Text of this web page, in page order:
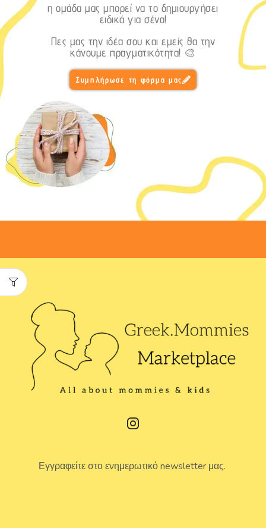
η ομάδα μας μπορεί να το δημιουργήσει
ειδικά για σένα!
Πες μας την ιδέα σου και εμείς θα την
κάνουμε πραγματικότητα! 🎨
Συμπλήρωσε τη φόρμα μας
Εγγραφείτε στο ενημερωτικό newsletter μας.